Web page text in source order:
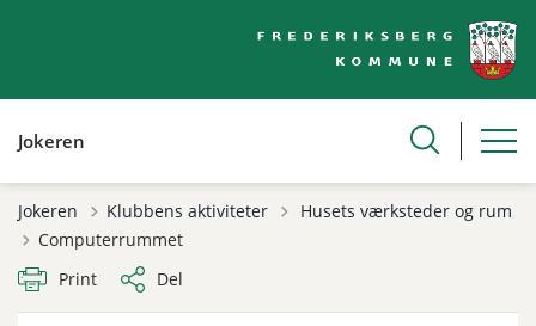
Jokeren
Jokeren Klubbens aktiviteter Tilbage til
Husets værksteder og rum
Computerrummet
Print
Del